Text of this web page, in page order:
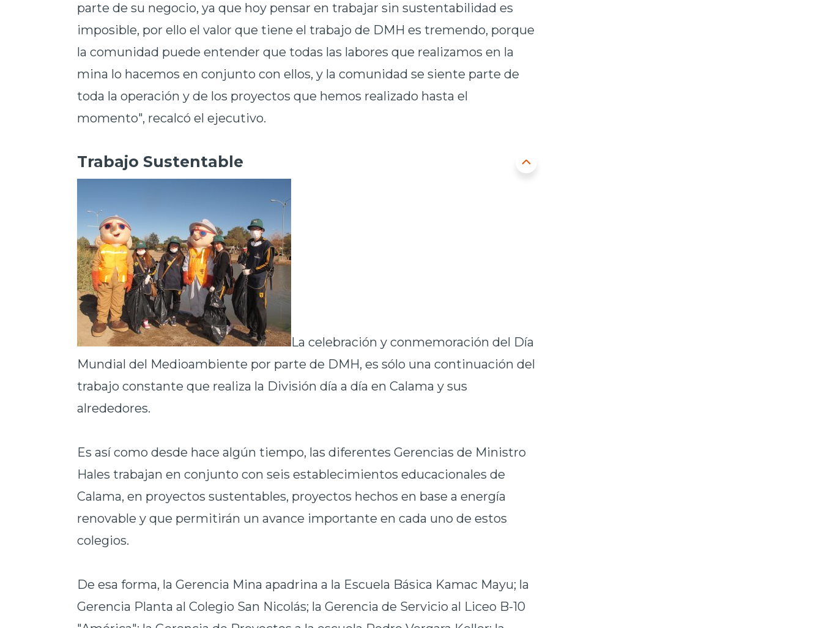
parte de su negocio, ya que hoy pensar en trabajar sin sustentabilidad es
imposible, por ello el valor que tiene el trabajo de DMH es tremendo, porque
la comunidad puede entender que todas las labores que realizamos en la
mina lo hacemos en conjunto con ellos, y la comunidad se siente parte de
toda la operación y de los proyectos que hemos realizado hasta el
momento", recalcó el ejecutivo.
Trabajo Sustentable
La celebración y conmemoración del Día
Mundial del Medioambiente por parte de DMH, es sólo una continuación del
trabajo constante que realiza la División día a día en Calama y sus
alrededores.
Es así como desde hace algún tiempo, las diferentes Gerencias de Ministro
Hales trabajan en conjunto con seis establecimientos educacionales de
Calama, en proyectos sustentables, proyectos hechos en base a energía
renovable y que permitirán un avance importante en cada uno de estos
colegios.
De esa forma, la Gerencia Mina apadrina a la Escuela Básica Kamac Mayu; la
Gerencia Planta al Colegio San Nicolás; la Gerencia de Servicio al Liceo B-10